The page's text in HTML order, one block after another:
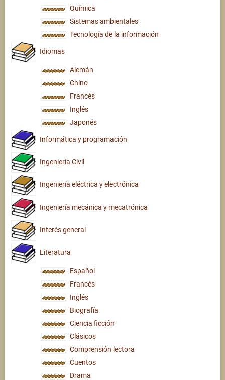
Química
Sistemas ambientales
Tecnología de la información
Idiomas
Alemán
Chino
Francés
Inglés
Japonés
Informática y programación
Ingeniería Civil
Ingeniería eléctrica y electrónica
Ingeniería mecánica y mecatrónica
Interés general
Literatura
Español
Francés
Inglés
Biografía
Ciencia ficción
Clásicos
Comprensión lectora
Cuentos
Drama